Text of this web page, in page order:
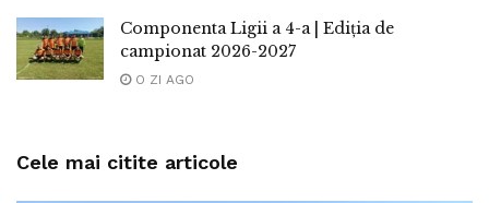
Componenta Ligii a 4-a | Ediția de
campionat 2026-2027
O ZI AGO
Cele mai citite articole